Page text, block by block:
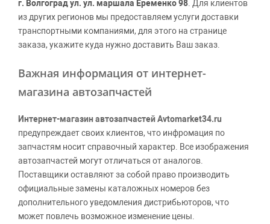
г. Волгоград ул. ул. маршала Еременко 98 . Для клиентов
из других регионов мы предоставляем услуги доставки
транспортными компаниями, для этого на странице
заказа, укажите куда нужно доставить Ваш заказ.
Важная информация от интернет-
магазина автозапчастей
Интернет-магазин автозапчастей Avtomarket34.ru
предупреждает своих клиентов, что инфромация по
запчастям носит справочный характер. Все изображения
автозапчастей могут отличаться от аналогов.
Поставщики оставляют за собой право производить
официальные замены каталожных номеров без
дополнительного уведомления дистрибьюторов, что
может повлечь возможное изменение цены.